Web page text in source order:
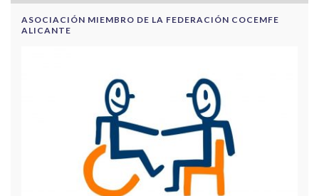
ASOCIACIÓN MIEMBRO DE LA FEDERACIÓN COCEMFE
ALICANTE